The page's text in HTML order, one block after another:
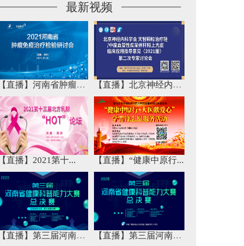
最新视频
【直播】河南省肿瘤免... 【直播】北京神经内科...
【直播】2021第十... 【直播】“健康中原行...
【直播】第三届河南省... 【直播】第三届河南省...